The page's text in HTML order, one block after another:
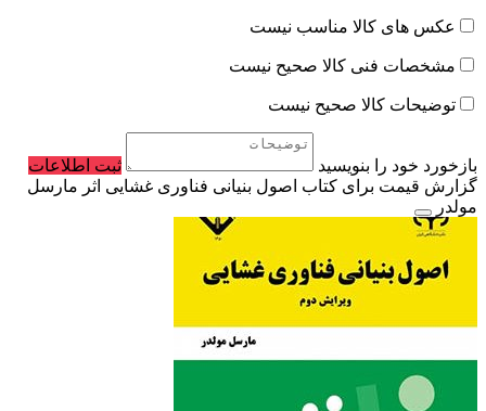
عکس های کالا مناسب نیست
مشخصات فنی کالا صحیح نیست
توضیحات کالا صحیح نیست
بازخورد خود را بنویسید
ثبت اطلاعات
گزارش قیمت برای کتاب اصول بنیانی فناوری غشایی اثر مارسل
مولدر